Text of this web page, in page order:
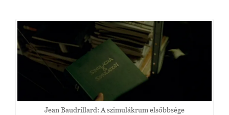
Jean Baudrillard: A szimulákrum elsőbbsége